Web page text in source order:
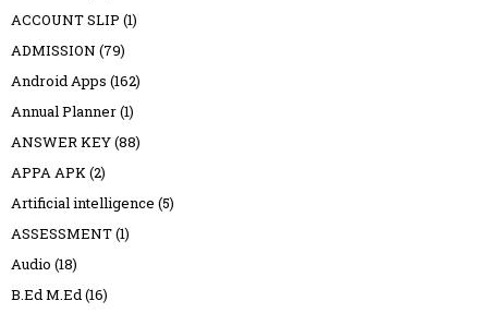
ACCOUNT SLIP (1)
ADMISSION (79)
Android Apps (162)
Annual Planner(1)
ANSWER KEY(88)
APPA APK(2)
Artificial intelligence (5)
ASSESSMENT(1)
Audio (18)
B.Ed M.Ed(16)